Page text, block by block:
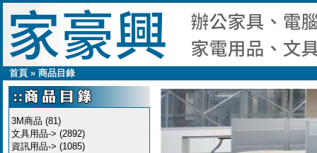
首頁 » 商品目錄
3M商品 (81)
文具用品-> (2892)
資訊用品-> (1085)